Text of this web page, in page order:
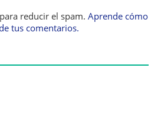
reducir el spam. Aprende cómo
tus comentarios.